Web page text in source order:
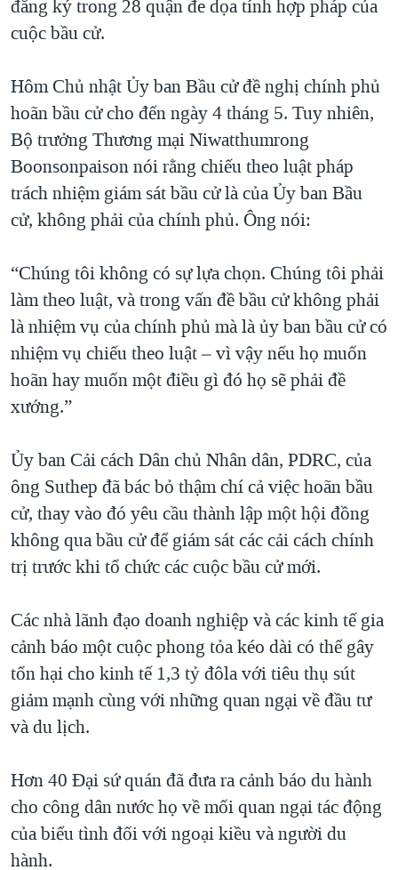
đăng ký trong 28 quận đe dọa tính hợp pháp của
cuộc bầu cử.
Hôm Chủ nhật Ủy ban Bầu cử đề nghị chính phủ
hoãn bầu cử cho đến ngày 4 tháng 5. Tuy nhiên,
Bộ trưởng Thương mại Niwatthumrong
Boonsonpaison nói rằng chiếu theo luật pháp
trách nhiệm giám sát bầu cử là của Ủy ban Bầu
cử, không phải của chính phủ. Ông nói:
“Chúng tôi không có sự lựa chọn. Chúng tôi phải
làm theo luật, và trong vấn đề bầu cử không phải
là nhiệm vụ của chính phủ mà là ủy ban bầu cử có
nhiệm vụ chiếu theo luật – vì vậy nếu họ muốn
hoãn hay muốn một điều gì đó họ sẽ phải đề
xướng.”
Ủy ban Cải cách Dân chủ Nhân dân, PDRC, của
ông Suthep đã bác bỏ thậm chí cả việc hoãn bầu
cử, thay vào đó yêu cầu thành lập một hội đồng
không qua bầu cử để giám sát các cải cách chính
trị trước khi tổ chức các cuộc bầu cử mới.
Các nhà lãnh đạo doanh nghiệp và các kinh tế gia
cảnh báo một cuộc phong tỏa kéo dài có thể gây
tổn hại cho kinh tế 1,3 tỷ đôla với tiêu thụ sút
giảm mạnh cùng với những quan ngại về đầu tư
và du lịch.
Hơn 40 Đại sứ quán đã đưa ra cảnh báo du hành
cho công dân nước họ về mối quan ngại tác động
của biểu tình đối với ngoại kiều và người du
hành.